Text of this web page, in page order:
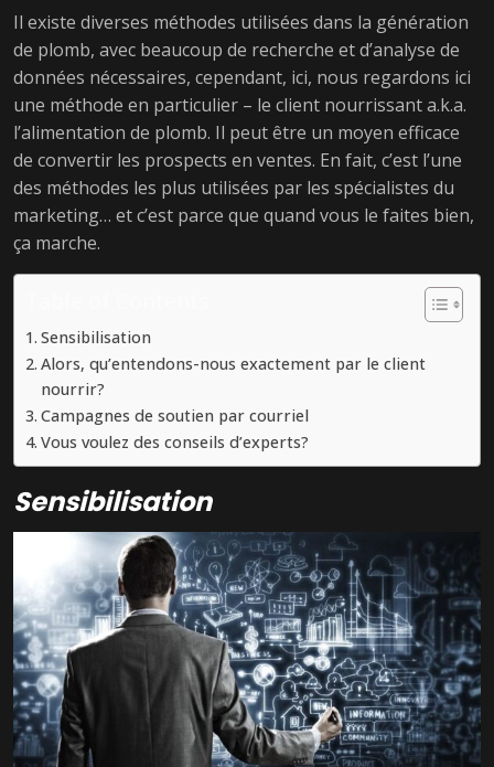
Il existe diverses méthodes utilisées dans la génération
de plomb, avec beaucoup de recherche et d’analyse de
données nécessaires, cependant, ici, nous regardons ici
une méthode en particulier – le client nourrissant a.k.a.
l’alimentation de plomb. Il peut être un moyen efficace
de convertir les prospects en ventes. En fait, c’est l’une
des méthodes les plus utilisées par les spécialistes du
marketing… et c’est parce que quand vous le faites bien,
ça marche.
Sensibilisation
Alors, qu’entendons-nous exactement par le client
nourrir?
Campagnes de soutien par courriel
Vous voulez des conseils d’experts?
Sensibilisation